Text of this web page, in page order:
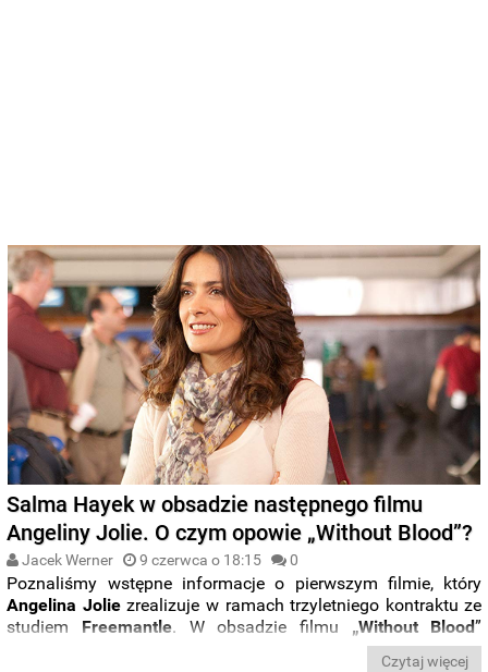
Salma Hayek w obsadzie następnego filmu
Angeliny Jolie. O czym opowie „Without Blood”?
Jacek Werner 9 czerwca o 18:15 0
Poznaliśmy wstępne informacje o pierwszym filmie, który
Angelina Joliezrealizuje w ramach trzyletniego kontraktu ze
studiem Freemantle. W obsadzie filmu „Without Blood”
Demián Bichir, znany z
Czytaj więcej